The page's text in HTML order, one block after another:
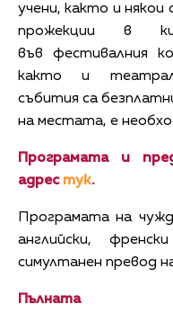
учени, както и
прожекции в
във фестивалния
както и
събития са
на местата, е
Програмата и
адрес тук.
Програмата на
английски,
симултанен превод
Пълната